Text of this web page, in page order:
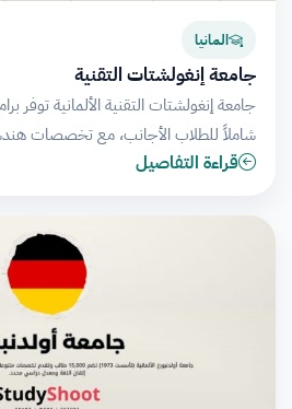
المانيا
جامعة إنغولشتات التقنية
جامعة إنغولشتات التقنية الألمانية توفر
شاملاً للطلاب الأجانب، مع تخصصات
قراءة التفاصيل